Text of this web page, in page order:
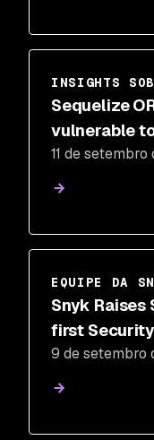
INSIGHTS
Sequelize
vulnerable
11 de setembro
EQUIPE DA
Snyk Raises
first Security
9 de setembro